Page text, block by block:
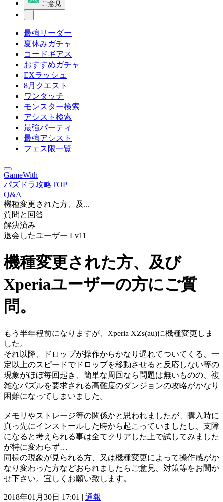
ご意見
最強リーダー
夏休みガチャ
コードギアス
おすすめガチャ
EXラッシュ
8月クエスト
ワンタッチ
モンスター検索
アシスト検索
最強パーティ
最強アシスト
フェス限一覧
GameWith
パズドラ攻略TOP
Q&A
機種変更された方、及...
質問と回答
解決済み
退会したユーザー Lv11
機種変更された方、及び
Xperiaユーザーの方にご質
問。
もう半年程前になりますが、Xperia XZs(au)に機種変更しま
した。
それ以降、ドロップが操作からかなり遅れてついてくる、一
定以上のスピードでドロップを移動させると反応しない等の
現象がほぼ毎回起き、簡単な周回なら問題は無いものの、複
雑なパズルを要求される高難度のダンジョンの攻略がかなり
困難になってしまいました。
メモリやストレージ等の関係かと思われましたが、購入時に
真っ先にインストールした時から起こっていましたし、支障
になると考えられる事は全てクリアした上で試してみました
が特に変わらず…
同様の現象が見られる方、又は機種変更によって操作感がか
なり変わった方などおられましたらご意見、対策等をお聞か
せ下さい。宜しくお願い致します。
2018年01月30日 17:01 | 通報